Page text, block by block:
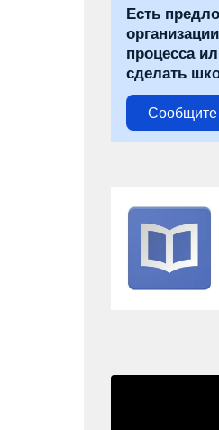
Есть
процесса
сделать